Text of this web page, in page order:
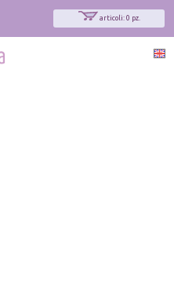
articoli: 0 pz.